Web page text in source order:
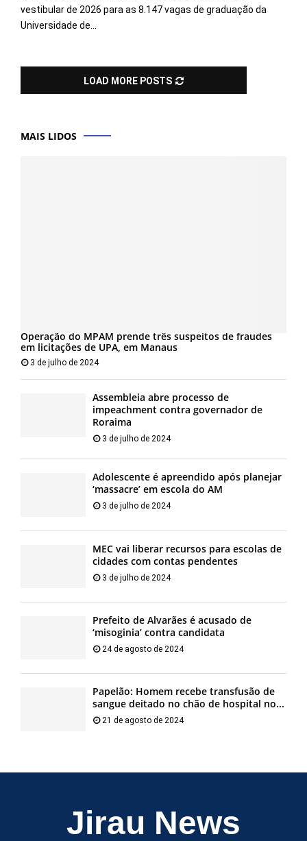
vestibular de 2026 para as 8.147 vagas de graduação da
Universidade de...
LOAD MORE POSTS
MAIS LIDOS
Operação do MPAM prende três suspeitos de fraudes
em licitações de UPA, em Manaus
3 de julho de 2024
Assembleia abre processo de
impeachment contra governador de
Roraima
3 de julho de 2024
Adolescente é apreendido após planejar
‘massacre’ em escola do AM
3 de julho de 2024
MEC vai liberar recursos para escolas de
cidades com contas pendentes
3 de julho de 2024
Prefeito de Alvarães é acusado de
‘misoginia’ contra candidata
24 de agosto de 2024
Papelão: Homem recebe transfusão de
sangue deitado no chão de hospital no...
21 de agosto de 2024
Jirau News